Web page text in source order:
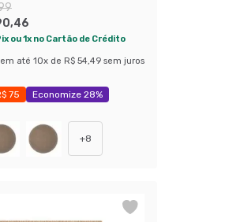
ou 1x no Cartão de Crédito
em até 10x de R$ 54,49 sem juros
75 Economize 28%
+8